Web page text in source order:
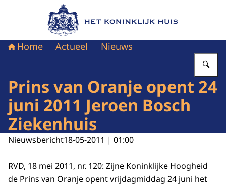
Naar de homepage van Het Koninklijk Huis
Home Actueel Nieuws
Prins van Oranje opent 24
juni 2011 Jeroen Bosch
Ziekenhuis
Nieuwsbericht18-05-2011 | 01:00
RVD, 18 mei 2011, nr. 120: Zijne Koninklijke Hoogheid
de Prins van Oranje opent vrijdagmiddag 24 juni het